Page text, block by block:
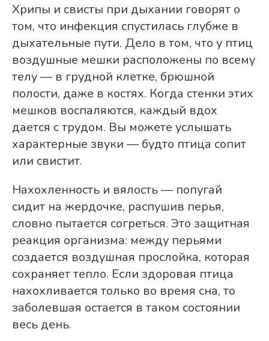
Хрипы и свисты при дыхании говорят о
том, что инфекция спустилась глубже в
дыхательные пути. Дело в том, что у птиц
воздушные мешки расположены по всему
телу — в грудной клетке, брюшной
полости, даже в костях. Когда стенки этих
мешков воспаляются, каждый вдох
дается с трудом. Вы можете услышать
характерные звуки — будто птица сопит
или свистит.
Нахохленность и вялость — попугай
сидит на жердочке, распушив перья,
словно пытается согреться. Это защитная
реакция организма: между перьями
создается воздушная прослойка, которая
сохраняет тепло. Если здоровая птица
нахохливается только во время сна, то
заболевшая остается в таком состоянии
весь день.